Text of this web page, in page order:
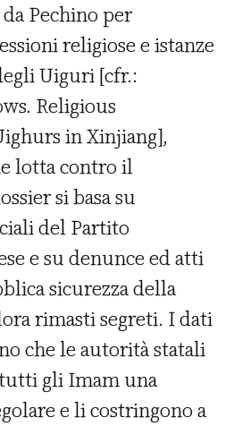
Pechino per
religiose e istanze
Uiguri [cfr.:
Religious
in Xinjiang],
lotta contro il
si basa su
del Partito
e su denunce ed atti
sicurezza della
rimasti segreti. I dati
che le autorità statali
gli Imam una
e li costringono a